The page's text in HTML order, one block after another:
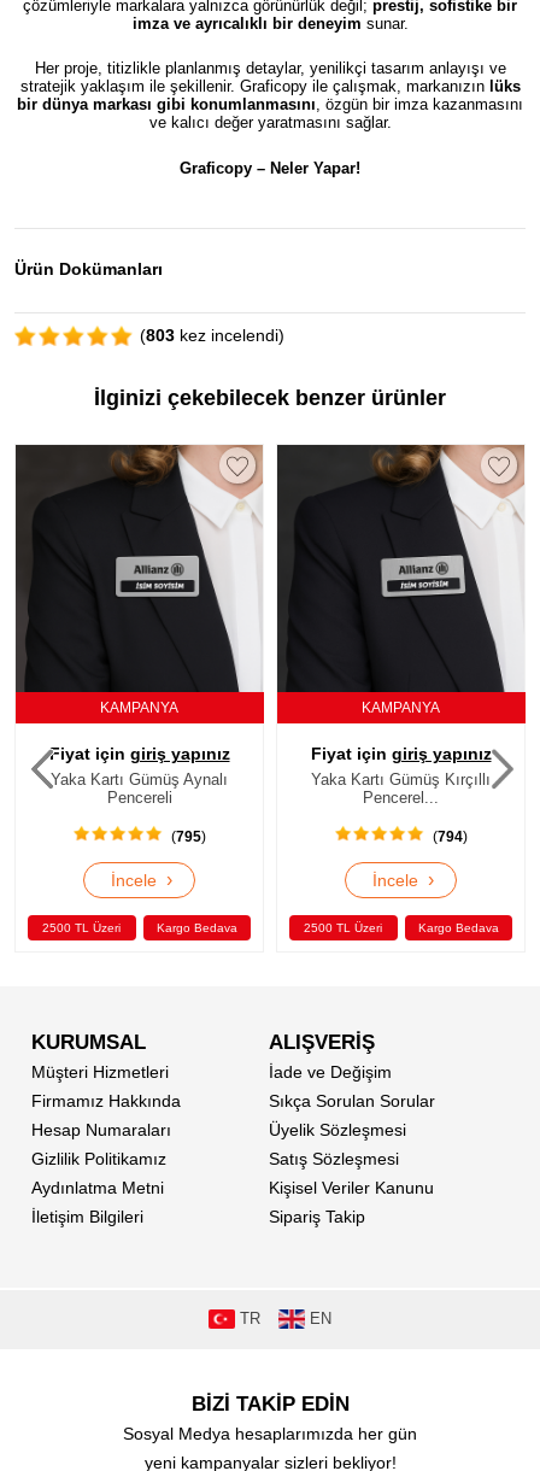
çözümleriyle markalara yalnızca görünürlük değil; prestij, sofistike bir
imza ve ayrıcalıklı bir deneyim sunar.
Her proje, titizlikle planlanmış detaylar, yenilikçi tasarım anlayışı ve
stratejik yaklaşım ile şekillenir. Graficopy ile çalışmak, markanızın lüks
bir dünya markası gibi konumlanmasını, özgün bir imza kazanmasını
ve kalıcı değer yaratmasını sağlar.
Graficopy – Neler Yapar!
Ürün Dokümanları
(803 kez incelendi)
İlginizi çekebilecek benzer ürünler
KAMPANYA
Fiyat için giriş yapınız
Yaka Kartı Gümüş Aynalı
Pencereli
(795)
İncele ›
2500 TL Üzeri Kargo Bedava
KAMPANYA
Fiyat için giriş yapınız
Yaka Kartı Gümüş Kırçıllı
Pencerel...
(794)
İncele ›
2500 TL Üzeri Kargo Bedava
KURUMSAL
Müşteri Hizmetleri
Firmamız Hakkında
Hesap Numaraları
Gizlilik Politikamız
Aydınlatma Metni
İletişim Bilgileri
ALIŞVERİŞ
İade ve Değişim
Sıkça Sorulan Sorular
Üyelik Sözleşmesi
Satış Sözleşmesi
Kişisel Veriler Kanunu
Sipariş Takip
TR EN
BİZİ TAKİP EDİN
Sosyal Medya hesaplarımızda her gün
yeni kampanyalar sizleri bekliyor!